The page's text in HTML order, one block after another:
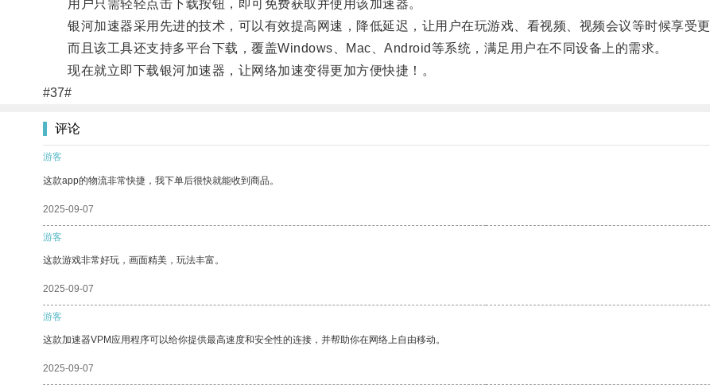
用户只需轻轻点击下载按钮，即可免费获取并使用该加速器。
银河加速器采用先进的技术，可以有效提高网速，降低延迟，让用户在玩游戏、看视频、视频会议等时候享受更
而且该工具还支持多平台下载，覆盖Windows、Mac、Android等系统，满足用户在不同设备上的需求。
现在就立即下载银河加速器，让网络加速变得更加方便快捷！。
#37#
评论
游客
这款app的物流非常快捷，我下单后很快就能收到商品。
2025-09-07
游客
这款游戏非常好玩，画面精美，玩法丰富。
2025-09-07
游客
这款加速器VPM应用程序可以给你提供最高速度和安全性的连接，并帮助你在网络上自由移动。
2025-09-07